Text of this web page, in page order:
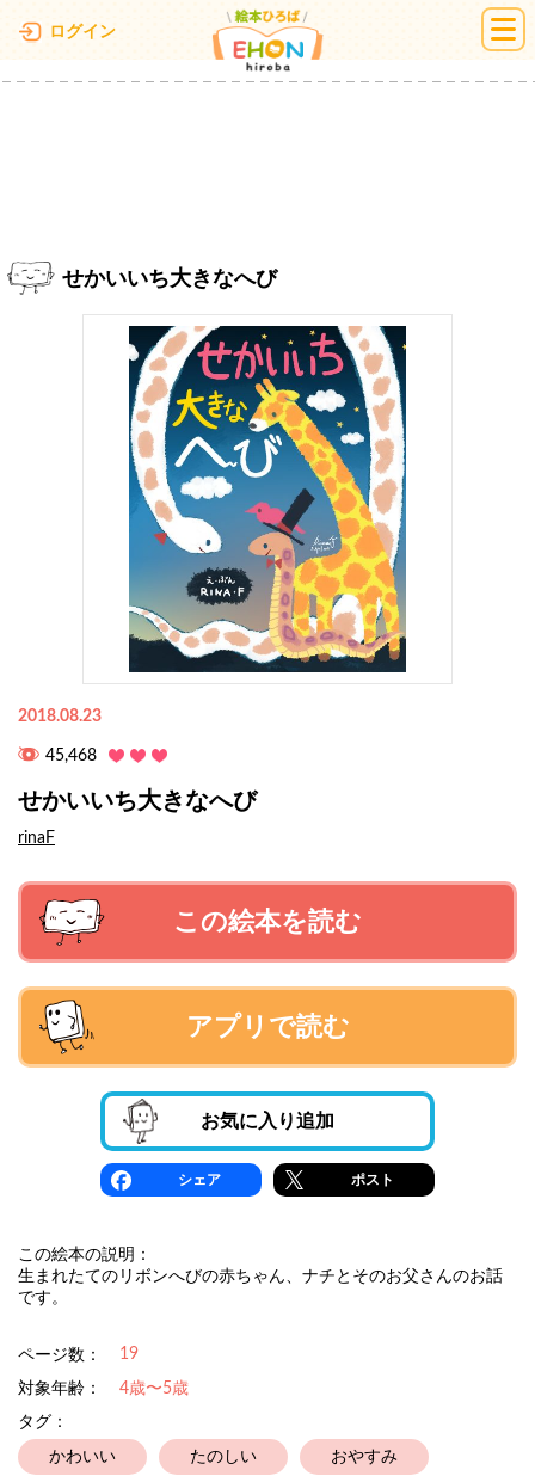
ログイン 絵本ひろば
せかいいち大きなへび
2018.08.23
45,468
せかいいち大きなへび
rinaF
この絵本を読む
アプリで読む
お気に入り追加
シェア ポスト
この絵本の説明：
生まれたてのリボンへびの赤ちゃん、ナチとそのお父さんのお話
です。
ページ数： 19
対象年齢：
4歳〜5歳
タグ：
かわいい たのしい おやすみ